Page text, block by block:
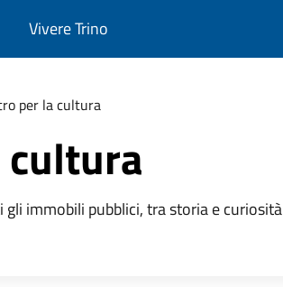
Vivere Trino
per la cultura
cultura
immobili pubblici, tra storia e curiosità